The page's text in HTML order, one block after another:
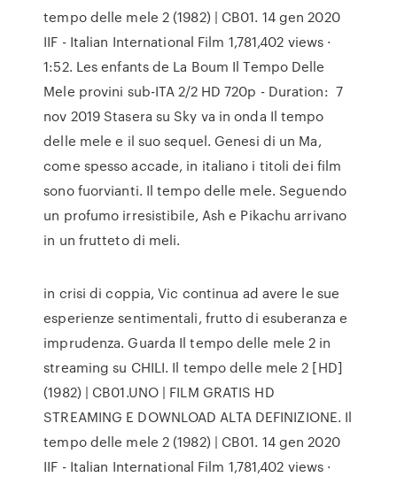
tempo delle mele 2 (1982) | CB01. 14 gen 2020
IIF - Italian International Film 1,781,402 views ·
1:52. Les enfants de La Boum Il Tempo Delle
Mele provini sub-ITA 2/2 HD 720p - Duration: 7
nov 2019 Stasera su Sky va in onda Il tempo
delle mele e il suo sequel. Genesi di un Ma,
come spesso accade, in italiano i titoli dei film
sono fuorvianti. Il tempo delle mele. Seguendo
un profumo irresistibile, Ash e Pikachu arrivano
in un frutteto di meli.
in crisi di coppia, Vic continua ad avere le sue
esperienze sentimentali, frutto di esuberanza e
imprudenza. Guarda Il tempo delle mele 2 in
streaming su CHILI. Il tempo delle mele 2 [HD]
(1982) | CB01.UNO | FILM GRATIS HD
STREAMING E DOWNLOAD ALTA DEFINIZIONE. Il
tempo delle mele 2 (1982) | CB01. 14 gen 2020
IIF - Italian International Film 1,781,402 views ·